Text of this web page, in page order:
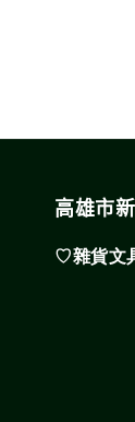
高雄市
♡雜貨文